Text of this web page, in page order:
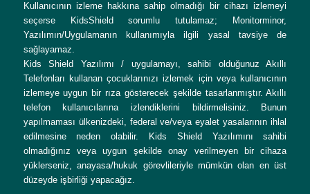
Kullanıcının izleme hakkına sahip olmadığı bir cihazı izlemeyi
seçerse KidsShield sorumlu tutulamaz; Monitorminor,
Yazılımın/Uygulamanın kullanımıyla ilgili yasal tavsiye de
sağlayamaz.
Kids Shield Yazılımı / uygulamayı, sahibi olduğunuz Akıllı
Telefonları kullanan çocuklarınızı izlemek için veya kullanıcının
izlemeye uygun bir rıza gösterecek şekilde tasarlanmıştır. Akıllı
telefon kullanıcılarına izlendiklerini bildirmelisiniz. Bunun
yapılmaması ülkenizdeki, federal ve/veya eyalet yasalarının ihlal
edilmesine neden olabilir. Kids Shield Yazılımını sahibi
olmadığınız veya uygun şekilde onay verilmeyen bir cihaza
yüklerseniz, anayasa/hukuk görevlileriyle mümkün olan en üst
düzeyde işbirliği yapacağız.